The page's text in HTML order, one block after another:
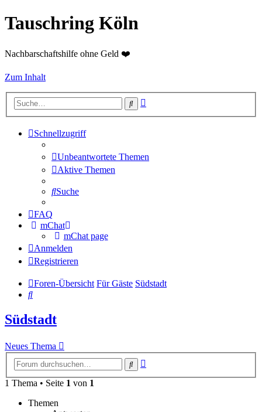
Tauschring Köln
Nachbarschaftshilfe ohne Geld ❤️
Zum Inhalt
Suche
Schnellzugriff
Unbeantwortete Themen
Aktive Themen
Suche
FAQ
mChat
mChat page
Anmelden
Registrieren
Foren-Übersicht Für Gäste Südstadt
Suche
Südstadt
Neues Thema
Suche
1 Thema • Seite 1 von 1
Themen